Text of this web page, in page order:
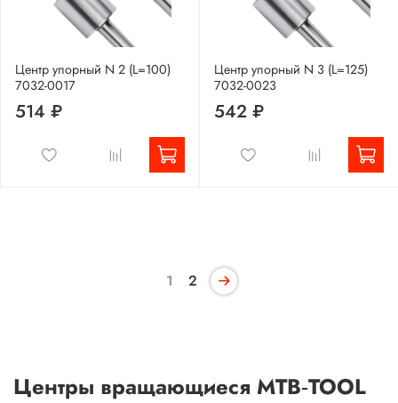
Центр упорный N 2 (L=100)
7032-0017
514 ₽
Центр упорный N 3 (L=125)
7032-0023
542 ₽
1 2
Центры вращающиеся MTB‑TOOL